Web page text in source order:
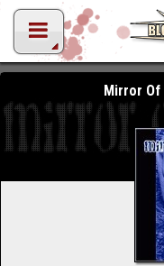
Mirror